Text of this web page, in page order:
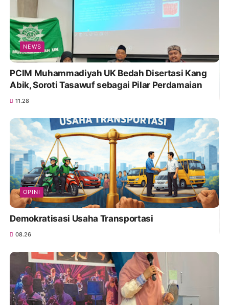
NEWS
PCIM Muhammadiyah UK Bedah Disertasi Kang
Abik, Soroti Tasawuf sebagai Pilar Perdamaian
11.28
OPINI
Demokratisasi Usaha Transportasi
08.26